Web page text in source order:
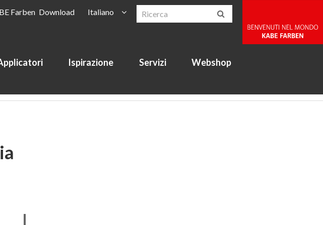
Farben Download
Italiano
Ispirazione Servizi Webshop